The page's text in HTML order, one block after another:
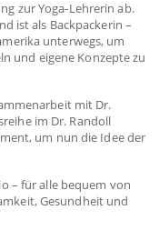
zur Yoga-Lehrerin ab.
ist als Backpackerin –
unterwegs, um
und eigene Konzepte zu
mit Dr.
im Dr. Randoll
um nun die Idee der
– für alle bequem von
Gesundheit und